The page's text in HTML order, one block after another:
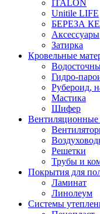
ITALON
Unitile LIFE
БЕРЕЗА
Аксессуары
Затирка
Кровельные
Гидро-
Рубероид,
Мастика
Шифер
Вентиляционные
Решетки
Трубы и
Покрытия для
Ламинат
Линолеум
Системы